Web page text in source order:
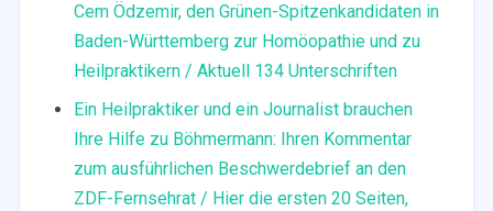
Cem Ödzemir, den Grünen-Spitzenkandidaten in
Baden-Württemberg zur Homöopathie und zu
Heilpraktikern / Aktuell 134 Unterschriften
Ein Heilpraktiker und ein Journalist brauchen
Ihre Hilfe zu Böhmermann: Ihren Kommentar
zum ausführlichen Beschwerdebrief an den
ZDF-Fernsehrat / Hier die ersten 20 Seiten,